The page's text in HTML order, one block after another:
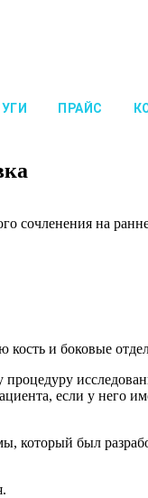
ПРАЙС
сочленения на
и боковые
если у него
который был